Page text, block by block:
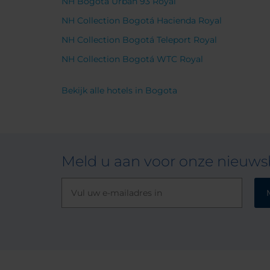
NH Collection Bogotá Hacienda Royal
NH Collection Bogotá Teleport Royal
NH Collection Bogotá WTC Royal
Bekijk alle hotels in Bogota
Meld u aan voor onze